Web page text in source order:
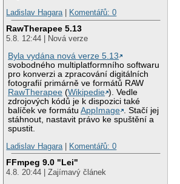
Ladislav Hagara| Komentářů: 0
RawTherapee 5.13
5.8. 12:44 | Nová verze
Byla vydána nová verze 5.13
svobodného multiplatformního softwaru
pro konverzi a zpracování digitálních
fotografií primárně ve formátů RAW
RawTherapee (Wikipedie ). Vedle
zdrojových kódů je k dispozici také
balíček ve formátuAppImage
. Stačí jej
stáhnout, nastavit právo ke spuštění a
spustit.
Ladislav Hagara| Komentářů: 0
FFmpeg 9.0 "Lei"
4.8. 20:44 | Zajímavý článek